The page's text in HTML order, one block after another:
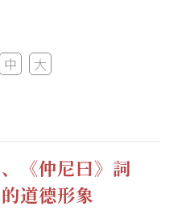
中 大
る(新しいウィンドウを開く)
《仲尼曰》詞
道德形象